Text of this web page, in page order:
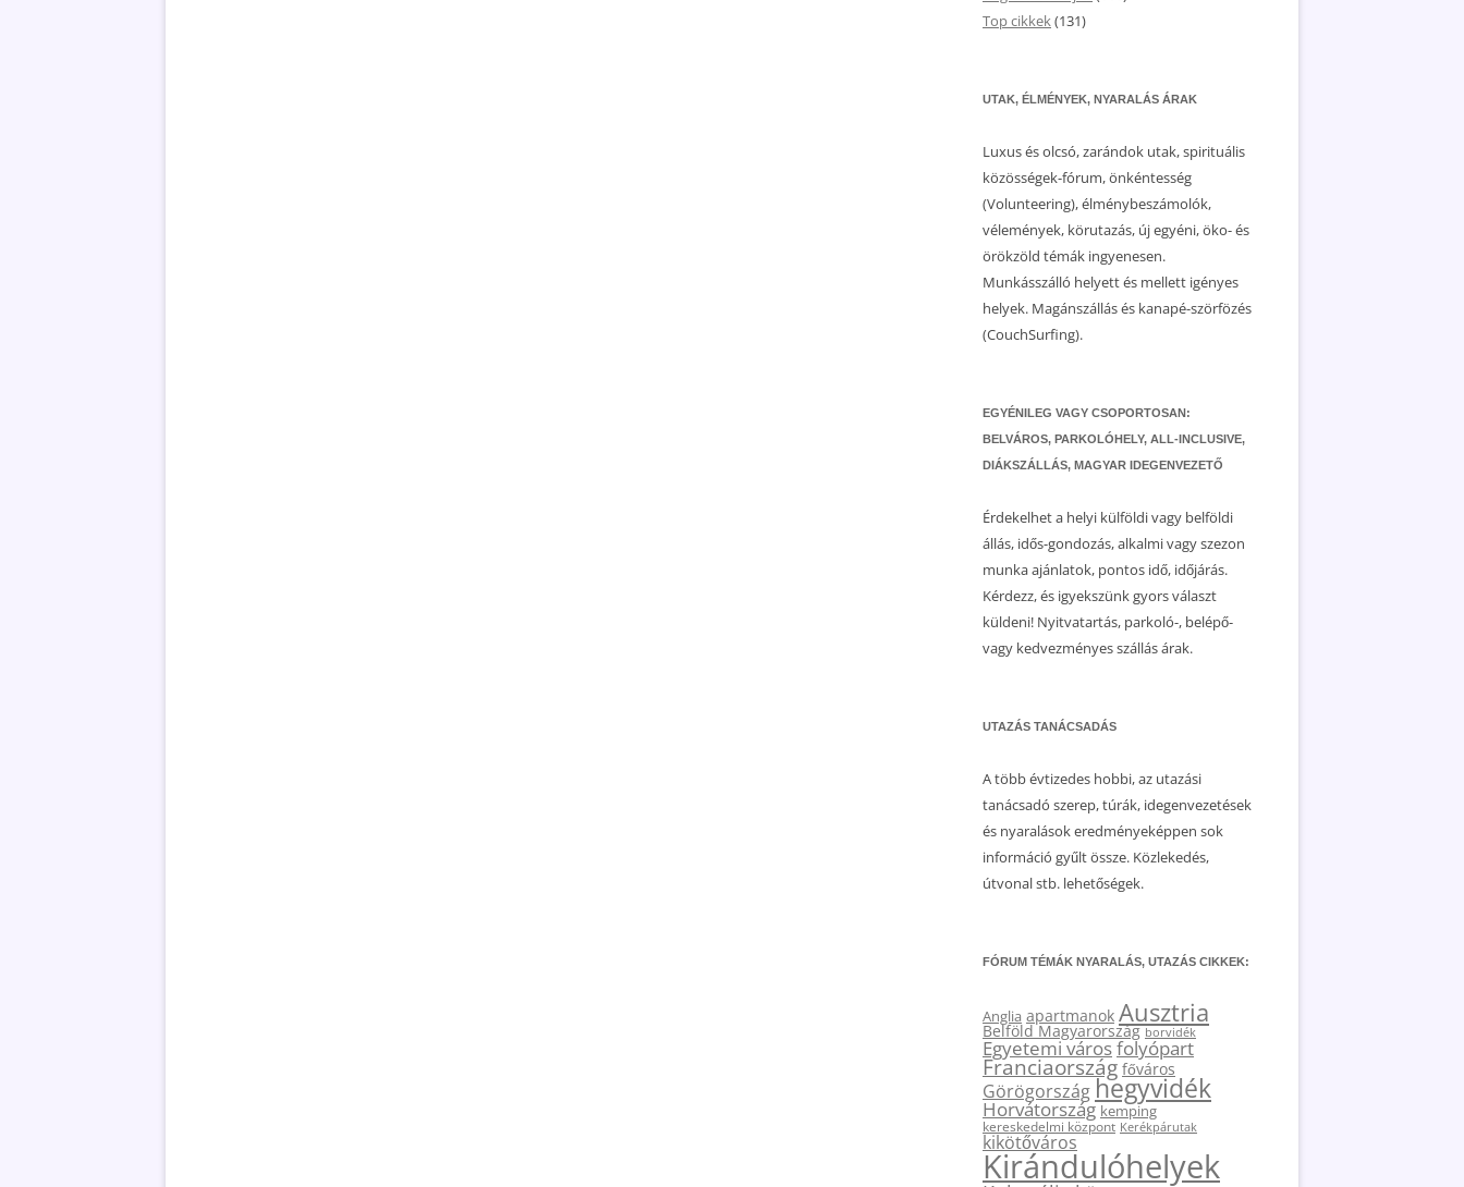
Top cikkek(131)
UTAK, ÉLMÉNYEK, NYARALÁS ÁRAK
Luxus és olcsó, zarándok utak, spirituális
közösségek-fórum, önkéntesség
(Volunteering), élménybeszámolók,
vélemények, körutazás, új egyéni, öko- és
örökzöld témák ingyenesen.
Munkásszálló helyett és mellett igényes
helyek. Magánszállás és kanapé-szörfözés
(CouchSurfing).
EGYÉNILEG VAGY CSOPORTOSAN:
BELVÁROS, PARKOLÓHELY, ALL-INCLUSIVE,
DIÁKSZÁLLÁS, MAGYAR IDEGENVEZETŐ
Érdekelhet a helyi külföldi vagy belföldi
állás, idős-gondozás, alkalmi vagy szezon
munka ajánlatok, pontos idő, időjárás.
Kérdezz, és igyekszünk gyors választ
küldeni! Nyitvatartás, parkoló-, belépő-
vagy kedvezményes szállás árak.
UTAZÁS TANÁCSADÁS
A több évtizedes hobbi, az utazási
tanácsadó szerep, túrák, idegenvezetések
és nyaralások eredményeképpen sok
információ gyűlt össze. Közlekedés,
útvonal stb. lehetőségek.
FÓRUM TÉMÁK NYARALÁS, UTAZÁS CIKKEK:
Anglia apartmanok Ausztria
Belföld Magyarország borvidék
Egyetemi városfolyópart
Franciaország főváros
Görögországhegyvidék
Horvátország kemping
kereskedelmi központ Kerékpárutak
kikötőváros
Kirándulóhelyek